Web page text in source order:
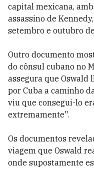
capital mexicana,
assassino de
setembro e outubro
Outro documento
do cônsul cubano no
assegura que Oswald
por Cuba a caminho
viu que consegui-lo
extremamente".
Os documentos
viagem que Oswald
onde supostamente